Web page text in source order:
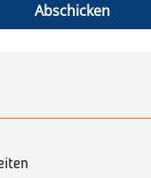
Abschicken